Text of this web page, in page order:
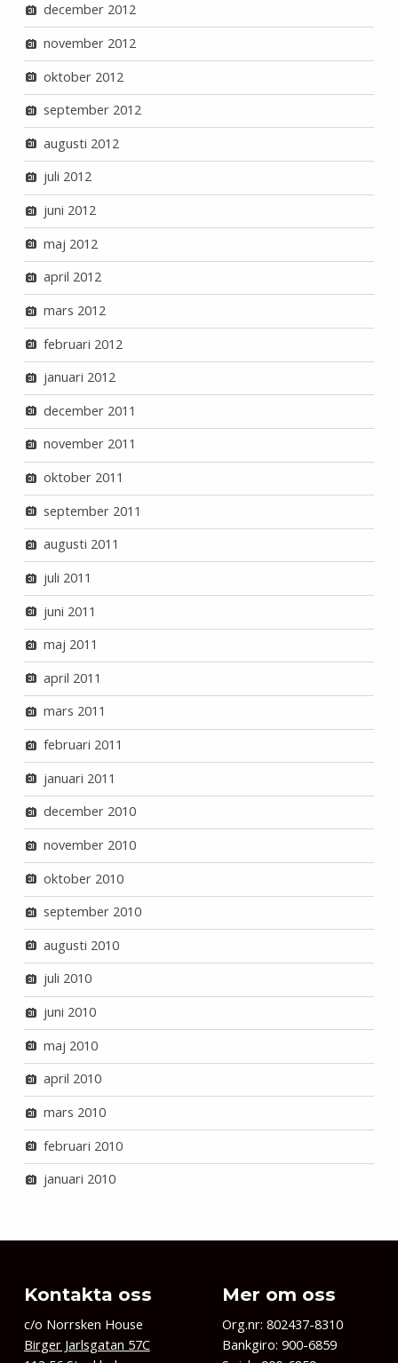
december 2012
november 2012
oktober 2012
september 2012
augusti 2012
juli 2012
juni 2012
maj 2012
april 2012
mars 2012
februari 2012
januari 2012
december 2011
november 2011
oktober 2011
september 2011
augusti 2011
juli 2011
juni 2011
maj 2011
april 2011
mars 2011
februari 2011
januari 2011
december 2010
november 2010
oktober 2010
september 2010
augusti 2010
juli 2010
juni 2010
maj 2010
april 2010
mars 2010
februari 2010
januari 2010
Kontakta oss
c/o Norrsken House
Birger Jarlsgatan 57C
Mer om oss
Org.nr: 802437-8310
Bankgiro: 900-6859